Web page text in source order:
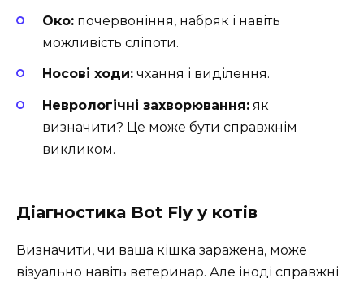
Око: почервоніння, набряк і навіть
можливість сліпоти.
Носові ходи: чхання і виділення.
Неврологічні захворювання: як
визначити? Це може бути справжнім
викликом.
Діагностика Bot Fly у котів
Визначити, чи ваша кішка заражена, може
візуально навіть ветеринар. Але іноді справжні